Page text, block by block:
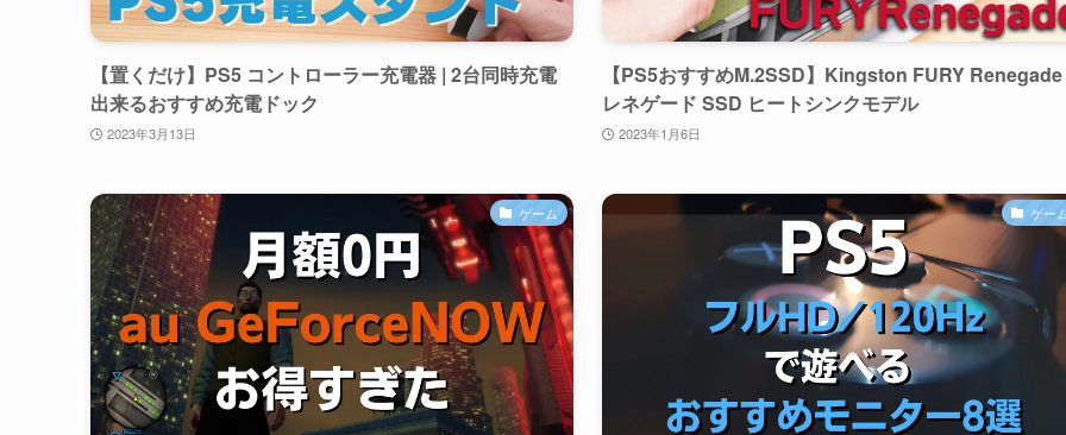
【置くだけ】PS5 コントローラー充電器 | 2台同時充電
出来るおすすめ充電ドック
2023年3月13日
【PS5おすすめM.2SSD】Kingston FURY Renegade
レネゲード SSD ヒートシンクモデル
2023年1月6日
ゲーム ゲー